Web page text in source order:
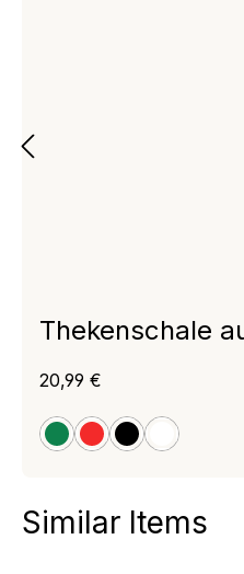
Thekenschale
grünrot schwarz
weiß
Regulärer Preis:
20,99 €
Produktgalerie
Similar Items